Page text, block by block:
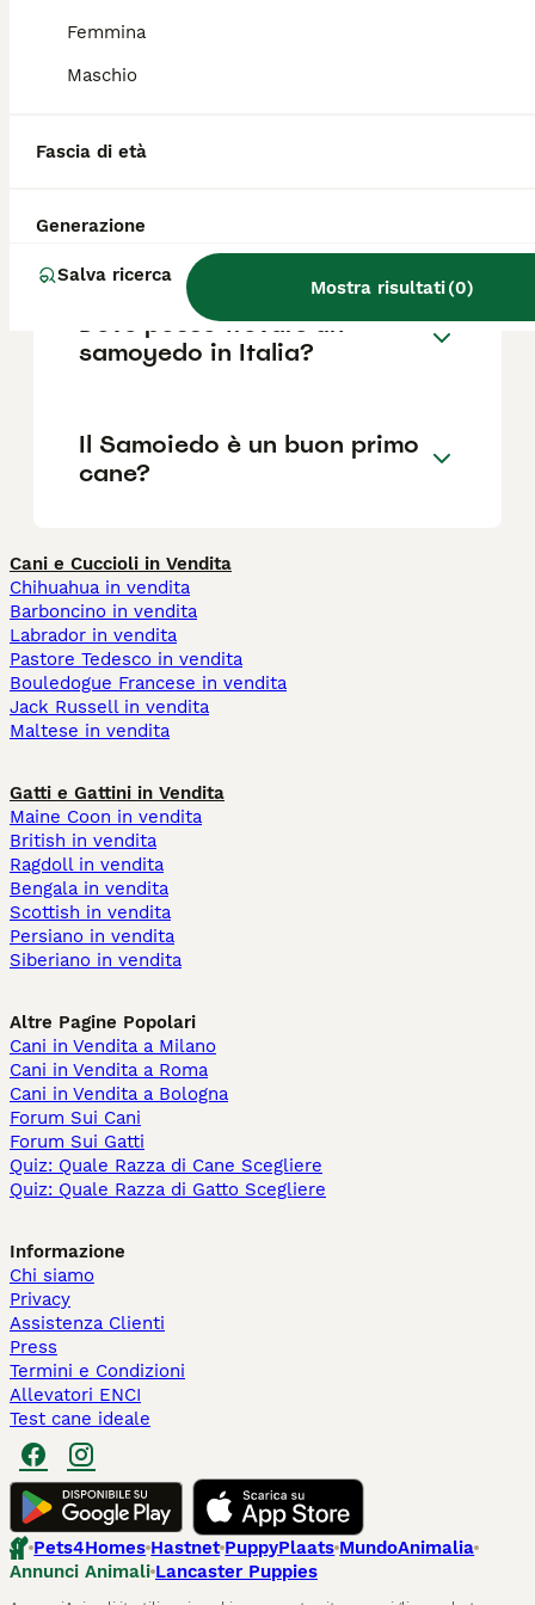
Femmina
Maschio
Fascia di età
Generazione
Salva ricerca
Mostra risultati(0)
Che carattere hanno i
Samoiedo?
Dove posso trovare un
samoyedo in Italia?
Il Samoiedo è un buon primo
cane?
Cani e Cuccioli in Vendita
Chihuahua in vendita
Barboncino in vendita
Labrador in vendita
Pastore Tedesco in vendita
Bouledogue Francese in vendita
Jack Russell in vendita
Maltese in vendita
Gatti e Gattini in Vendita
Maine Coon in vendita
British in vendita
Ragdoll in vendita
Bengala in vendita
Scottish in vendita
Persiano in vendita
Siberiano in vendita
Altre Pagine Popolari
Cani in Vendita a Milano
Cani in Vendita a Roma
Cani in Vendita a Bologna
Forum Sui Cani
Forum Sui Gatti
Quiz: Quale Razza di Cane Scegliere
Quiz: Quale Razza di Gatto Scegliere
Informazione
Chi siamo
Privacy
Assistenza Clienti
Press
Termini e Condizioni
Allevatori ENCI
Test cane ideale
Pets4Homes Hastnet PuppyPlaats MundoAnimalia
Annunci Animali Lancaster Puppies